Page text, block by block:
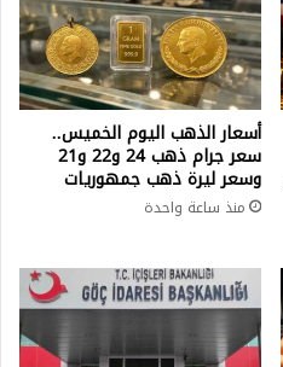
أسعار الذهب اليوم الخميس..
سعر جرام ذهب 24 و22 و21
وسعر ليرة ذهب جمهوريات
منذ ساعة واحدة